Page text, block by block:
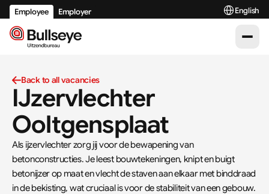
Back to all vacancies
IJzervlechter
Ooltgensplaat
Als ijzervlechter zorg jij voor de bewapening van
betonconstructies. Je leest bouwtekeningen, knipt en buigt
betonijzer op maat en vlecht de staven aan elkaar met binddraad
in de bekisting, wat cruciaal is voor de stabiliteit van een gebouw.
Employee Employer SelectEnglish